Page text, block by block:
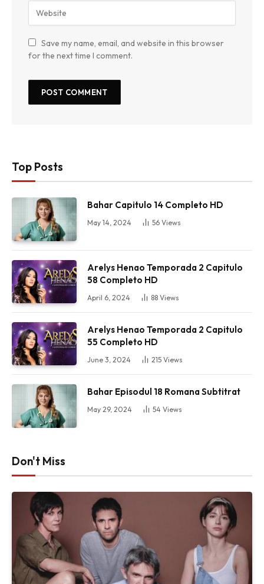
Save my name, email, and website in this browser
for the next time I comment.
Top Posts
Bahar Capitulo 14 Completo HD
May 14, 2024 56 Views
Arelys Henao Temporada 2 Capitulo
58 Completo HD
April 6, 2024 88 Views
Arelys Henao Temporada 2 Capitulo
55 Completo HD
June 3, 2024 215 Views
Bahar Episodul 18 Romana Subtitrat
May 29, 2024 54 Views
Don't Miss